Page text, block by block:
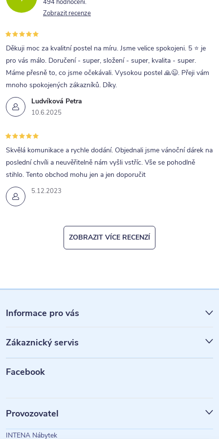
494 hodnocení
Zobrazit recenze
Ludvíková Petra
10.6.2025
Děkuji moc za kvalitní postel na míru. Jsme velice spokojeni. 5 ⭐ je
pro vás málo. Doručení - super, složení - super, kvalita - super.
Máme přesně to, co jsme očekávali. Vysokou postel 🙏😉. Přeji vám
mnoho spokojených zákazníků. Díky.
5.12.2023
Skvělá komunikace a rychle dodání. Objednali jsme vánoční dárek na
poslední chvíli a neuvěřitelně nám vyšli vstříc. Vše se pohodlně
stihlo. Tento obchod mohu jen a jen doporučit
ZOBRAZIT VÍCE RECENZÍ
á
p
a
Informace pro vás
Zákaznický servis
Facebook
Provozovatel
INTENA Nábytek